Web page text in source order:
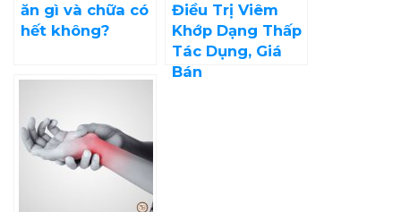
ăn gì và chữa có
hết không?
Điều Trị Viêm
Khớp Dạng Thấp
Tác Dụng, Giá
Bán